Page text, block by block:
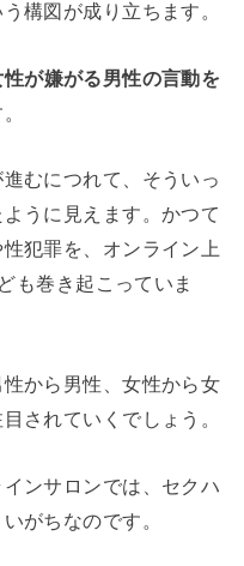
構図が成り立ちます。
性が嫌がる男性の言動を
むにつれて、そういっ
うに見えます。かつて
犯罪を、オンライン上
も巻き起こっていま
から男性、女性から女
されていくでしょう。
ンサロンでは、セクハ
がちなのです。